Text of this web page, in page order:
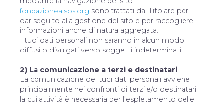
fondazionealsos.org sono trattati dal Titolare per
dar seguito alla gestione del sito e per raccogliere
informazioni anche di natura aggregata.
I tuoi dati personali non saranno in alcun modo
diffusi o divulgati verso soggetti indeterminati.
2) La comunicazione a terzi e destinatari
La comunicazione dei tuoi dati personali avviene
principalmente nei confronti di terzi e/o destinatari
la cui attività è necessaria per l’espletamento delle